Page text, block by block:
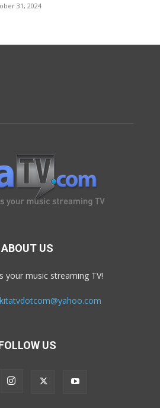
31, 2024
ABOUT US
your music streaming TV!
kitatvdotcom@yahoo.com
US